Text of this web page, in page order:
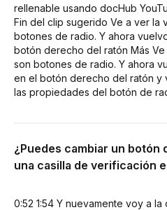
rellenable usando docHub
Fin del clip sugerido Ve a ver la
botones de radio. Y ahora
botón derecho del ratón Más Ve
son botones de radio. Y ahora
en el botón derecho del ratón y
las propiedades del botón de
¿Puedes cambiar un botón
una casilla de verificación
0:52 1:54 Y nuevamente voy a